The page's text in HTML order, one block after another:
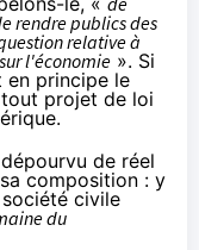
rendre publics des
relative à
l'économie ». Si
en principe le
projet de loi
de réel
composition : y
civile
du